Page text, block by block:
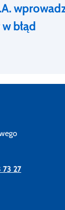
błąd
73 27